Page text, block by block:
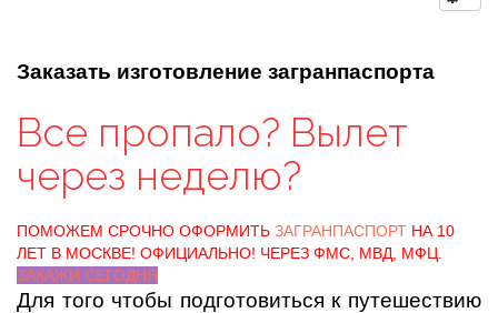
Заказать изготовление загранпаспорта
Все пропало? Вылет
через неделю?
ПОМОЖЕМ СРОЧНО ОФОРМИТЬ ЗАГРАНПАСПОРТ НА 10
ЛЕТ В МОСКВЕ! ОФИЦИАЛЬНО! ЧЕРЕЗ ФМС, МВД, МФЦ.
ЗАКАЖИ СЕГОДНЯ
Для того чтобы подготовиться к путешествию